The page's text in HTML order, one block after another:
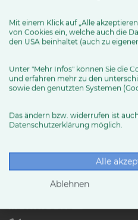
Mit einem Klick auf „Alle
von Cookies ein, welche auch die
den USA beinhaltet (auch zu
Unter "Mehr Infos" können Sie die
und erfahren mehr zu den
sowie den genutzten Systemen
Das ändern bzw. widerrufen ist
Datenschutzerklärung möglich.
Alle
Ablehnen